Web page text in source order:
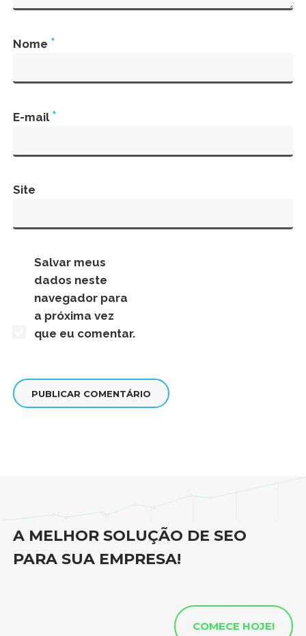
Nome *
E-mail *
Site
Salvar meus
dados neste
navegador para
a próxima vez
que eu comentar.
A MELHOR SOLUÇÃO DE SEO
PARA SUA EMPRESA!
COMECE HOJE!